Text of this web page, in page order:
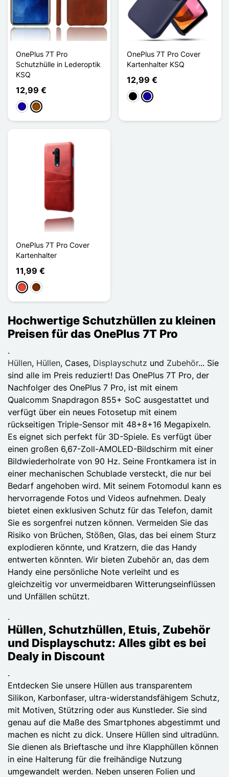
OnePlus 7T Pro
Schutzhülle in Lederoptik
KSQ
12,99 €
Dunkelblau
Braun
OnePlus 7T Pro Cover
Kartenhalter KSQ
12,99 €
SchwarzDunkelblau
OnePlus 7T Pro Cover
Kartenhalter
11,99 €
Rot Kaffee
Hochwertige Schutzhüllen zu kleinen
Preisen für das OnePlus 7T Pro
.
Hüllen, Hüllen, Cases, Displayschutz und Zubehör... Sie
sind alle im Preis reduziert! Das OnePlus 7T Pro, der
Nachfolger des OnePlus 7 Pro, ist mit einem
Qualcomm Snapdragon 855+ SoC ausgestattet und
verfügt über ein neues Fotosetup mit einem
rückseitigen Triple-Sensor mit 48+8+16 Megapixeln.
Es eignet sich perfekt für 3D-Spiele. Es verfügt über
einen großen 6,67-Zoll-AMOLED-Bildschirm mit einer
Bildwiederholrate von 90 Hz. Seine Frontkamera ist in
einer mechanischen Schublade versteckt, die nur bei
Bedarf angehoben wird. Mit seinem Fotomodul kann es
hervorragende Fotos und Videos aufnehmen. Dealy
bietet einen exklusiven Schutz für das Telefon, damit
Sie es sorgenfrei nutzen können. Vermeiden Sie das
Risiko von Brüchen, Stößen, Glas, das bei einem Sturz
explodieren könnte, und Kratzern, die das Handy
entwerten könnten. Wir bieten Zubehör an, das dem
Handy eine persönliche Note verleiht und es
gleichzeitig vor unvermeidbaren Witterungseinflüssen
und Unfällen schützt.
.
Hüllen, Schutzhüllen, Etuis, Zubehör
und Displayschutz: Alles gibt es bei
Dealy in Discount
.
Entdecken Sie unsere Hüllen aus transparentem
Silikon, Karbonfaser, ultra-widerstandsfähigem Schutz,
mit Motiven, Stützring oder aus Kunstleder. Sie sind
genau auf die Maße des Smartphones abgestimmt und
machen es nicht zu dick. Unsere Hüllen sind ultradünn.
Sie dienen als Brieftasche und ihre Klapphüllen können
in eine Halterung für die freihändige Nutzung
umgewandelt werden. Neben unseren Folien und